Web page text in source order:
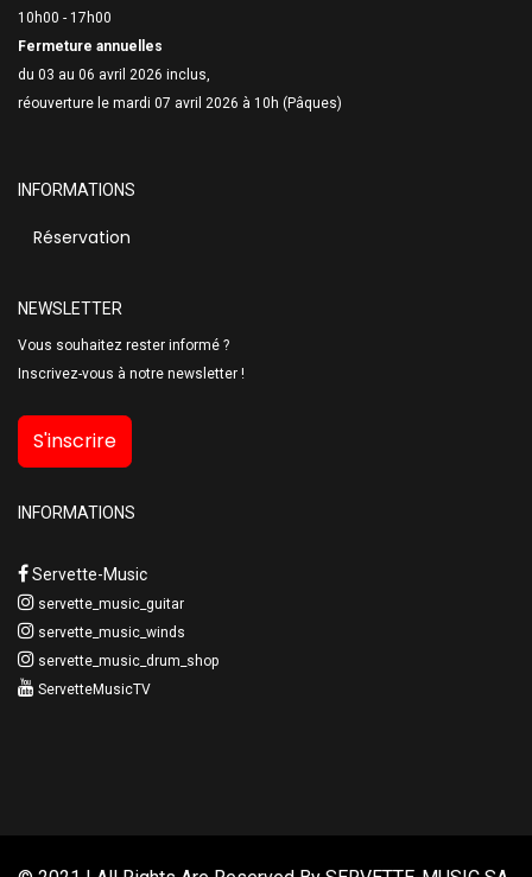
10h00 - 17h00
Fermeture annuelles
du 03 au 06 avril 2026 inclus,
réouverture le mardi 07 avril 2026 à 10h (Pâques)
INFORMATIONS
Réservation
NEWSLETTER
Vous souhaitez rester informé ?
Inscrivez-vous à notre newsletter !
S'inscrire
INFORMATIONS
Servette-Music
servette_music_guitar
servette_music_winds
servette_music_drum_shop
ServetteMusicTV